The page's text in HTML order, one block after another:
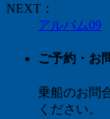
NEXT：
アルバム09
ご予約・お
乗船のお問
ください。